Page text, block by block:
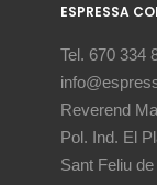
ESPRESSA
Tel. 670 334
Reverend
Pol. Ind. El
Sant Feliu